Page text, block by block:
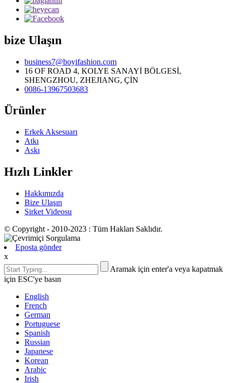
bize Ulaşın
business7@boyifashion.com
16 OF ROAD 4, KOLYE SANAYİ BÖLGESİ,
SHENGZHOU, ZHEJIANG, ÇİN
0086-13967503683
Ürünler
Erkek Aksesuarı
Atkı
Askı
Hızlı Linkler
Hakkımızda
Bize Ulaşın
Şirket Videosu
© Copyright - 2010-2023 : Tüm Hakları Saklıdır.
Eposta gönder
x
Aramak için enter'a veya kapatmak
için ESC'ye basın
English
French
German
Portuguese
Spanish
Russian
Japanese
Korean
Arabic
Irish